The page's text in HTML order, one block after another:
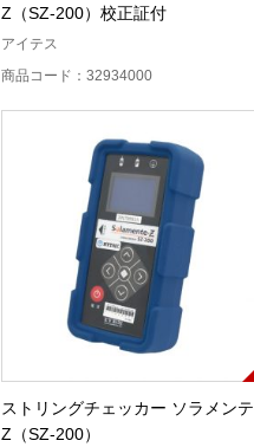
Z（SZ-200）校正証付
アイテス
商品コード：32934000
ストリングチェッカー ソラメン
Z（SZ-200）